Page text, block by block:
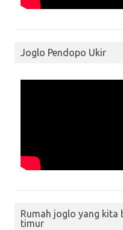
Joglo Pendopo Ukir
Rumah joglo yang kita
timur